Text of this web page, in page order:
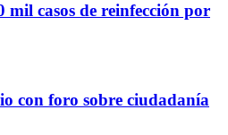
mil casos de reinfección por
con foro sobre ciudadanía